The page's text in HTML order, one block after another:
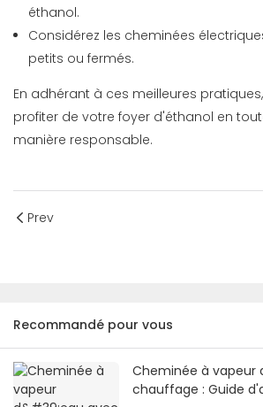
éthanol.
Considérez les cheminées
petits ou fermés.
En adhérant à ces meilleures
profiter de votre foyer d'éthanol en
manière responsable.
Prev
Recommandé pour vous
Cheminée à vapeur
chauffage : Guide